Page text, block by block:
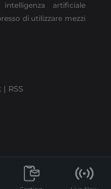
artificiale
di utilizzare mezzi
| RSS